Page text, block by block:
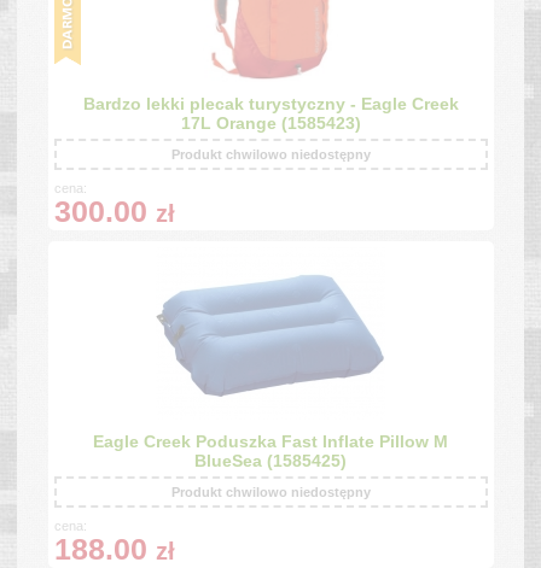
Bardzo lekki plecak turystyczny - Eagle Creek
17L Orange (1585423)
Produkt chwilowo niedostępny
cena:
300.00 zł
Eagle Creek Poduszka Fast Inflate Pillow M
BlueSea (1585425)
Produkt chwilowo niedostępny
cena:
188.00 zł